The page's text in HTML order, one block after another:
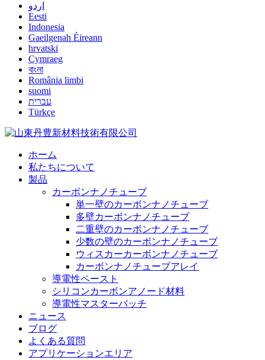
اردو
Eesti
Indonesia
Gaeilgenah Éireann
hrvatski
Cymraeg
বাংলা
România limbi
suomi
עברית
Türkçe
ホーム
私たちについて
製品
カーボンナノチューブ
単一壁のカーボンナノチューブ
多壁カーボンナノチューブ
二重壁のカーボンナノチューブ
少数の壁のカーボンナノチューブ
ウィスカーカーボンナノチューブ
カーボンナノチューブアレイ
導電性ペースト
シリコンカーボンアノード材料
導電性マスターバッチ
ニュース
ブログ
よくある質問
アプリケーションエリア